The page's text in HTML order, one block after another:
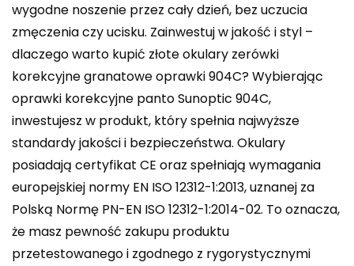
wygodne noszenie przez cały dzień, bez uczucia
zmęczenia czy ucisku. Zainwestuj w jakość i styl –
dlaczego warto kupić złote okulary zerówki
korekcyjne granatowe oprawki 904C? Wybierając
oprawki korekcyjne panto Sunoptic 904C,
inwestujesz w produkt, który spełnia najwyższe
standardy jakości i bezpieczeństwa. Okulary
posiadają certyfikat CE oraz spełniają wymagania
europejskiej normy EN ISO 12312-1:2013, uznanej za
Polską Normę PN-EN ISO 12312-1:2014-02. To oznacza,
że masz pewność zakupu produktu
przetestowanego i zgodnego z rygorystycznymi